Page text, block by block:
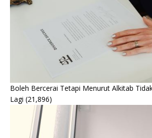
Boleh Bercerai Tetapi Menurut Alkitab
Lagi (21,896)